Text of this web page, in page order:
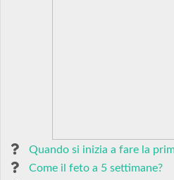
Quando si inizia a fare la
Come il feto a 5 settimane?